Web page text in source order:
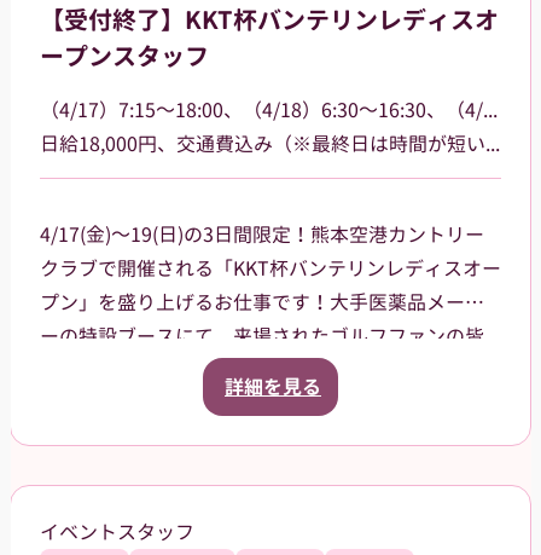
【受付終了】KKT杯バンテリンレディスオ
ープンスタッフ
（4/17）7:15～18:00、（4/18）6:30～16:30、（4/19）6:30～15:00
日給18,000円、交通費込み（※最終日は時間が短いため16,000円）
4/17(金)～19(日)の3日間限定！熊本空港カントリー
クラブで開催される「KKT杯バンテリンレディスオー
プン」を盛り上げるお仕事です！大手医薬品メーカ
ーの特設ブースにて、来場されたゴルフファンの皆
様への声掛けや、商品（栄養ドリンク、双眼鏡、大
会グッズ）の販売、ドリンクのサンプリング（配
まで移動していただく予定です（タクシー代は会社
詳細を見る
イベントスタッフ